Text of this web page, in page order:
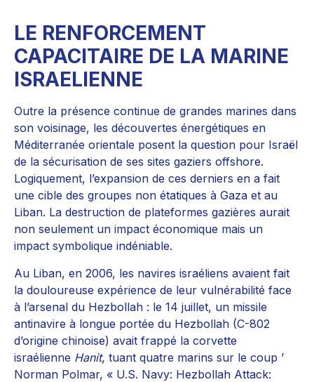
LE RENFORCEMENT
CAPACITAIRE DE LA MARINE
ISRAELIENNE
Outre la présence continue de grandes marines dans
son voisinage, les découvertes énergétiques en
Méditerranée orientale posent la question pour Israël
de la sécurisation de ses sites gaziers offshore.
Logiquement, l’expansion de ces derniers en a fait
une cible des groupes non étatiques à Gaza et au
Liban. La destruction de plateformes gazières aurait
non seulement un impact économique mais un
impact symbolique indéniable.
Au Liban, en 2006, les navires israéliens avaient fait
la douloureuse expérience de leur vulnérabilité face
à l’arsenal du Hezbollah : le 14 juillet, un missile
antinavire à longue portée du Hezbollah (C-802
d’origine chinoise) avait frappé la corvette
israélienne Hanit, tuant quatre marins sur le coup ’
Norman Polmar, « U.S. Navy: Hezbollah Attack: